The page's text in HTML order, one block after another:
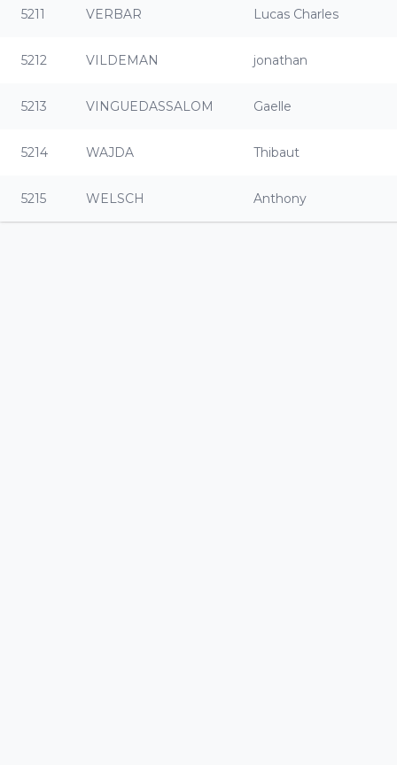
5211 VERBAR Lucas Charles
5212 VILDEMAN jonathan
5213 VINGUEDASSALOM Gaelle
5214 WAJDA Thibaut
5215 WELSCH Anthony